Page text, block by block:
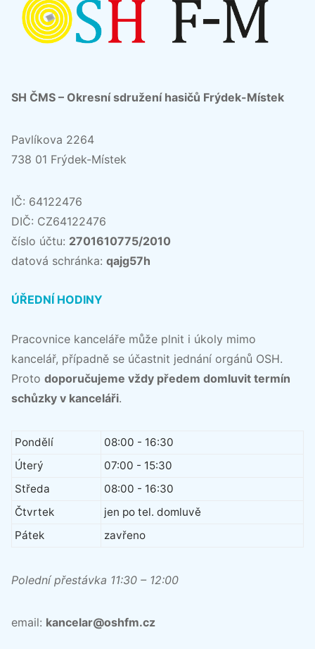
SH ČMS – Okresní sdružení hasičů Frýdek-Místek
Pavlíkova 2264
738 01 Frýdek-Místek
IČ: 64122476
DIČ: CZ64122476
číslo účtu: 2701610775/2010
datová schránka: qajg57h
ÚŘEDNÍ HODINY
Pracovnice kanceláře může plnit i úkoly mimo
kancelář, případně se účastnit jednání orgánů OSH.
Proto doporučujeme vždy předem domluvit termín
schůzky v kanceláři.
Pondělí
08:00 - 16:30
Úterý
07:00 - 15:30
Středa
08:00 - 16:30
Čtvrtek
jen po tel. domluvě
Pátek
zavřeno
Polední přestávka 11:30 – 12:00
email: kancelar@oshfm.cz